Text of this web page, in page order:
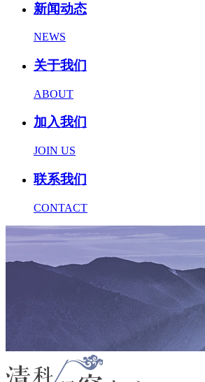
新闻动态
NEWS
关于我们
ABOUT
加入我们
JOIN US
联系我们
CONTACT